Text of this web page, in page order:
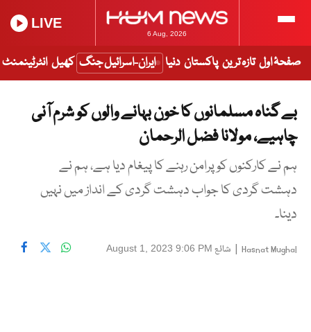
6 Aug, 2026
LIVE
صفحۂ اول تازہ ترین پاکستان دنیا ایران-اسرائیل جنگ کھیل انٹرٹینمنٹ
بے گناہ مسلمانوں کا خون بہانے والوں کو شرم آنی
چاہیے، مولانا فضل الرحمان
ہم نے کارکنوں کو پرامن رہنے کا پیغام دیا ہے، ہم نے
دہشت گردی کا جواب دہشت گردی کے انداز میں نہیں
دینا۔
Hasnat Mughal
| شائع August 1, 2023 9:06 PM